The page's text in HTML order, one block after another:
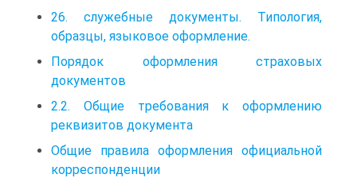
26. служебные документы. Типология,
образцы, языковое оформление.
Порядок оформления страховых
документов
2.2. Общие требования к оформлению
реквизитов документа
Общие правила оформления официальной
корреспонденции